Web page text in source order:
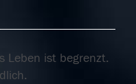
Leben ist begrenzt.